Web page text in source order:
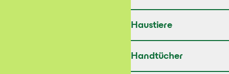
Haustiere
Handtücher